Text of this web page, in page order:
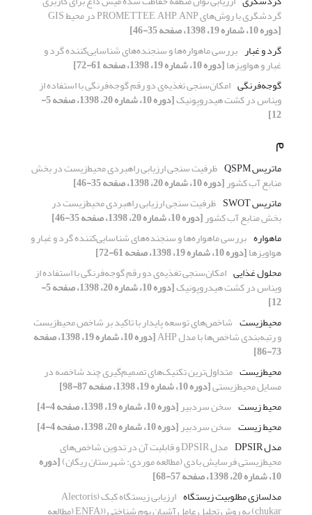
گردشگری با روش‌های PROMETTEE, AHP, ANP در محیط GIS
[دوره 10، شماره 19، 1398، صفحه 35-46]
گرد و غبار بررسی ماهواره‌ها و سنجنده‌های شناسایی‌کننده گرد و
غبار و هواویزها[دوره 10، شماره 19، 1398، صفحه 61-72]
گوجه‌فرنگی امکان‌سنجی تغذیه‌ی‌ دو رقم گوجه‌فرنگی با استفاده از
ویناس در کشت هیدروپونیک [دوره 10، شماره 20، 1398، صفحه 5-
12]
م
ماتریس QSPM ظرفیت سنجی ارزیابی راهبردی محیط‌زیست در بخش
منابع آب کشور[دوره 10، شماره 20، 1398، صفحه 35-46]
ماتریس SWOT
ظرفیت سنجی ارزیابی راهبردی محیط‌زیست در
بخش منابع آب کشور[دوره 10، شماره 20، 1398، صفحه 35-46]
ماهواره بررسی ماهواره‌ها و سنجنده‌های شناسایی‌کننده گرد و غبار و
هواویزها[دوره 10، شماره 19، 1398، صفحه 61-72]
محلول غذایی امکان‌سنجی تغذیه‌ی‌ دو رقم گوجه‌فرنگی با استفاده از
ویناس در کشت هیدروپونیک [دوره 10، شماره 20، 1398، صفحه 5-
12]
محیط‌‌زیست شاخص‌های توسعه پایدار با تاکید بر شاخص محیط‌زیست
و رتبه‌بندی شاخص‌‌ها با مدل AHP [دوره 10، شماره 19، 1398، صفحه
73-86]
محیط‌زیست متداول‌ترین تکنیک‌های تصمیم‌گیری چند شاخصه در
مسایل محیط‌زیستی[دوره 10، شماره 19، 1398، صفحه 87-98]
محیط زیست سخن سردبیر[دوره 10، شماره 19، 1398، صفحه 4-4]
محیط زیست سخن سردبیر[دوره 10، شماره 20، 1398، صفحه 4-4]
مدل DPSIR
مدل DPSIR و قابلیت آن در تدوین شاخص‌های
محیط‌زیستی فرسایش بادی (مطالعه موردی: شهرستان ریگان)[دوره
10، شماره 20، 1398، صفحه 57-68]
مدلسازی مطلوبیت زیستگاه
ارزیابی زیستگاه کبک (Alectoris
chukar) به روش تحلیل عامل آشیان بوم شناختی ((ENFA (مطالعه